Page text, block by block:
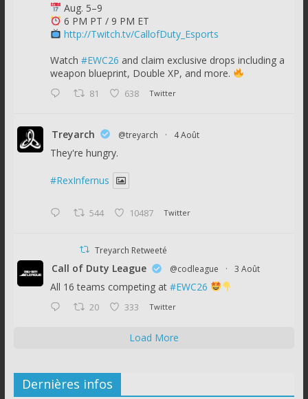
Aug. 5–9
6 PM PT / 9 PM ET
http://Twitch.tv/CallofDuty_Esports
Watch #EWC26 and claim exclusive drops including a
weapon blueprint, Double XP, and more.
81 638 Twitter
Treyarch @treyarch · 4 Août
They're hungry.
#RexInfernus
544 10487 Twitter
Treyarch Retweeté
Call of Duty League @codleague · 3 Août
All 16 teams competing at #EWC26
20 333 Twitter
Load More
Dernières infos